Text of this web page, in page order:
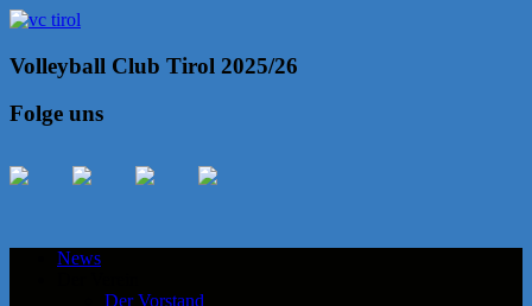
Volleyball Club Tirol 2025/26
Folge uns
News
Der Vorstand